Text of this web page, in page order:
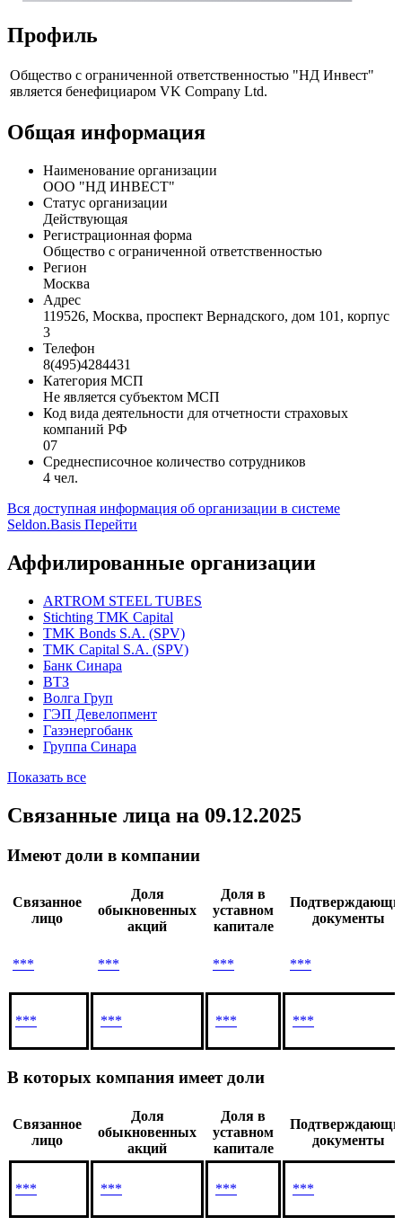
Профиль
Общество с ограниченной ответственностью "НД Инвест"
является бенефициаром VK Company Ltd.
Общая информация
Наименование организации
ООО "НД ИНВЕСТ"
Статус организации
Действующая
Регистрационная форма
Общество с ограниченной ответственностью
Регион
Москва
Адрес
119526, Москва, проспект Вернадского, дом 101, корпус
3
Телефон
8(495)4284431
Категория МСП
Не является субъектом МСП
Код вида деятельности для отчетности страховых
компаний РФ
07
Среднесписочное количество сотрудников
4 чел.
Вся доступная информация об организации в системе
Seldon.Basis Перейти
Аффилированные организации
ARTROM STEEL TUBES
Stichting TMK Capital
TMK Bonds S.A. (SPV)
TMK Capital S.A. (SPV)
Банк Синара
ВТЗ
Волга Груп
ГЭП Девелопмент
Газэнергобанк
Группа Синара
Показать все
Связанные лица на 09.12.2025
Имеют доли в компании
Связанное
лицо
Доля
обыкновенных
акций
Доля в
уставном
капитале
документы
*** *** *** ***
*** *** *** ***
В которых компания имеет доли
Связанное
лицо
Доля
обыкновенных
акций
Доля в
уставном
капитале
документы
*** *** *** ***